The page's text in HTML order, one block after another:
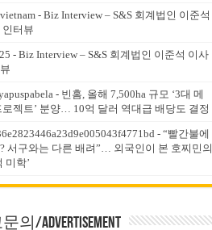
- Biz Interview – S&S 회계법인 이준석
터뷰
- Biz Interview – S&S 회계법인 이준석 이사
- 빈홈, 올해 7,500ha 규모 ‘3대 메
로젝트’ 분양… 10억 달러 역대급 배당도 결정
- “빨간불에
서구와는 다른 배려”… 외국인이 본 호찌민의
미학’
의/Advertisement